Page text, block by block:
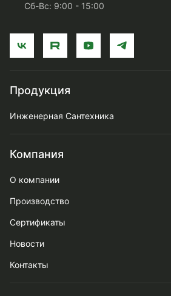
Сб-Вс: 9:00 - 15:00
Продукция
Инженерная Сантехника
Компания
О компании
Производство
Сертификаты
Новости
Контакты